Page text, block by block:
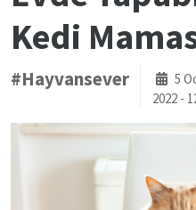
Kedi
#Hayvansever
5
2022 -